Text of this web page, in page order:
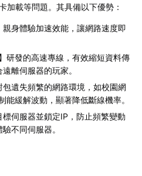
載等問題。其具備以下優勢：
親身體驗加速效能，讓網路速度即
】研發的高速專線，有效縮短資料傳
離伺服器的玩家。
包遺失頻繁的網路環境，如校園網
能緩解波動，顯著降低斷線機率。
標伺服器並鎖定IP，防止頻繁變動
不同伺服器。